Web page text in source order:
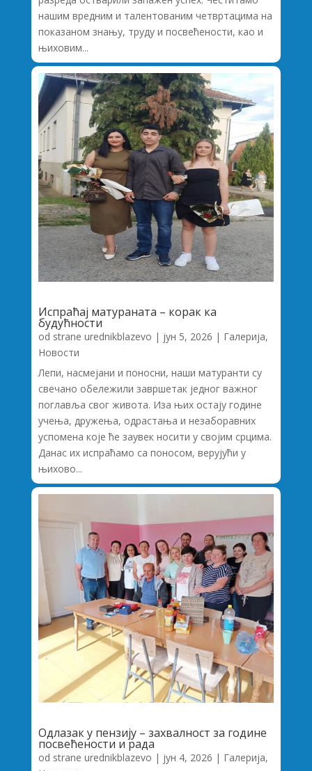
нашим вредним и талентованим четвртацима на
показаном знању, труду и посвећености, као и
њиховим...
Испраћај матураната – корак ка
будућности
od strane urednikblazevo | јун 5, 2026 | Галерија,
Новости
Лепи, насмејани и поносни, наши матуранти су
свечано обележили завршетак једног важног
поглавља свог живота. Иза њих остају године
учења, дружења, одрастања и незаборавних
успомена које ће заувек носити у својим срцима.
Данас их испраћамо са поносом, верујући у
њихово...
Одлазак у пензију – захвалност за године
посвећености и рада
od strane urednikblazevo | јун 4, 2026 | Галерија,